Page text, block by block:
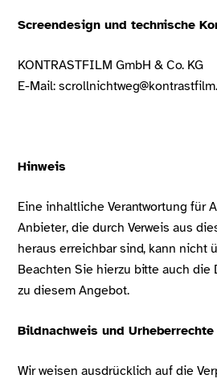
Screendesign und technische
KONTRASTFILM GmbH & Co. KG
E-Mail:
Hinweis
Eine inhaltliche Verantwortung für
Anbieter, die durch Verweis aus
heraus erreichbar sind, kann nicht
Beachten Sie hierzu bitte auch die
zu diesem Angebot.
Bildnachweis und Urheberrechte
Wir weisen ausdrücklich auf die